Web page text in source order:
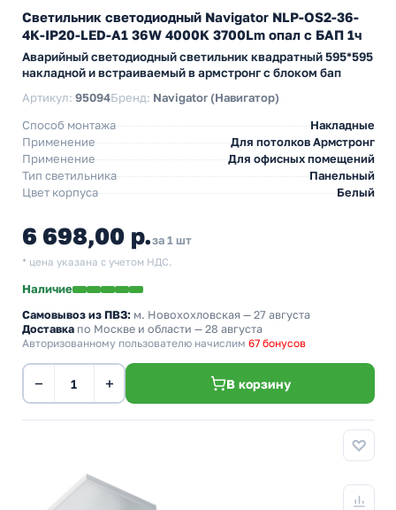
Светильник светодиодный Navigator NLP-OS2-36-
4K-IP20-LED-A1 36W 4000K 3700Lm опал с БАП 1ч
Аварийный светодиодный светильник квадратный 595*595
накладной и встраиваемый в армстронг с блоком бап
Артикул: 95094Бренд: Navigator (Навигатор)
Способ монтажа
Накладные
Применение
Для потолков Армстронг
Применение
Для офисных помещений
Тип светильника
Панельный
Цвет корпуса
Белый
6 698,00 р.за 1 шт
* цена указана с учетом НДС.
Наличие
Самовывоз из ПВЗ: м. Новохохловская — 27 августа
Доставка по Москве и области — 28 августа
Авторизованному пользователю начислим 67 бонусов
− + В корзину